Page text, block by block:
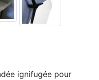
ignifugée pour